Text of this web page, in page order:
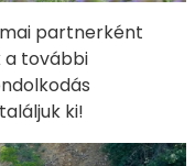
partnerként
a további
ki!